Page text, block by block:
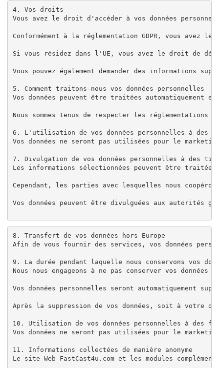
4. Vos droits
Vous avez le droit d'accéder à vos données
Conformément à la réglementation GDPR, vous avez
Si vous résidez dans l'UE, vous avez le droit de
Vous pouvez également demander des informations
5. Comment traitons-nous vos données personnelles
Vos données peuvent être traitées
Nous sommes tenus de respecter les
6. L'utilisation de vos données personnelles à des
Vos données ne seront pas utilisées pour le
7. Divulgation de vos données personnelles à des
Les informations sélectionnées peuvent être
Cependant, les parties avec lesquelles nous
Vos données peuvent être divulguées aux autorités
8. Transfert de vos données hors Europe
Afin de vous fournir des services, vos données
9. La durée pendant laquelle nous conservons vos
Nous nous engageons à ne pas conserver vos
Vos données personnelles seront automatiquement
Après la suppression de vos données, soit à votre
10. Utilisation de vos données personnelles à des
Vos données ne seront pas utilisées pour le
11. Informations collectées de manière anonyme
Le site Web FastCast4u.com et les modules